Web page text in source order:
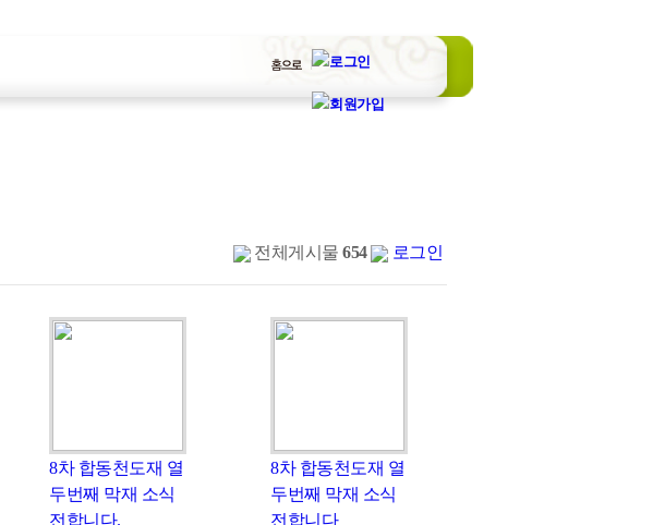
전체게시물 654 로그인
8차 합동천도재 열
두번째 막재 소식
전합니다.
8차 합동천도재 열
두번째 막재 소식
전합니다